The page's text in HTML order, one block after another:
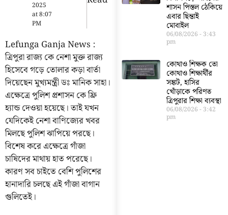
2025
at8:07
PM
Lefunga Ganja News :
ত্রিপুরা রাজ্য কে নেশা মুক্ত রাজ্য
হিসেবে গড়ে তোলার কড়া বার্তা
দিয়েছেন মুখ্যমন্ত্রী ডঃ মানিক সাহা।
এক্ষেত্রে পুলিশ প্রশাসন কে ফ্রি
হ্যান্ড দেওয়া হয়েছে। তাই যখন
যেদিকেই নেশা বাণিজ্যের খবর
মিলছে পুলিশ ঝাপিয়ে পরছে।
বিশেষ করে এক্ষেত্রে গাঁজা
চাষিদের মাথায় হাত পরেছে।
কারণ সব চাইতে বেশি পুলিশের
হানাদারি চলছে এই গাঁজা বাগান
গুলিতেই।
শাসন পিস্তল ঠেকিয়ে
এবার ছিন্তাই
মোবাইল
06/08/2026 3:43
pm
কোথাও শিক্ষক তো
কোথাও শিক্ষার্থীর
সঙ্কট, হাসির
খোঁড়াকে পরিণত
ত্রিপুরার শিক্ষা ব্যবস্থা
06/08/2026 3:42
pm